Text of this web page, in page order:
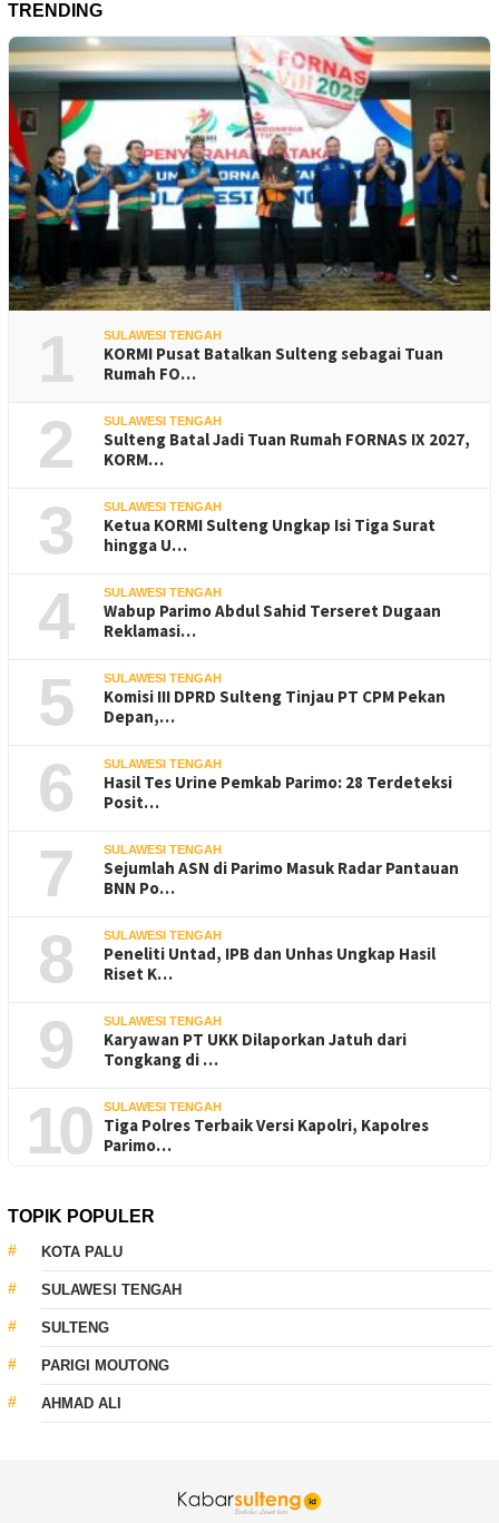
TRENDING
1 SULAWESI TENGAH
KORMI Pusat Batalkan Sulteng sebagai Tuan
Rumah FO…
2 SULAWESI TENGAH
Sulteng Batal Jadi Tuan Rumah FORNAS IX 2027,
KORM…
3 SULAWESI TENGAH
Ketua KORMI Sulteng Ungkap Isi Tiga Surat
hingga U…
4 SULAWESI TENGAH
Wabup Parimo Abdul Sahid Terseret Dugaan
Reklamasi…
5 SULAWESI TENGAH
Komisi III DPRD Sulteng Tinjau PT CPM Pekan
Depan,…
6 SULAWESI TENGAH
Hasil Tes Urine Pemkab Parimo: 28 Terdeteksi
Posit…
7 SULAWESI TENGAH
Sejumlah ASN di Parimo Masuk Radar Pantauan
BNN Po…
8 SULAWESI TENGAH
Peneliti Untad, IPB dan Unhas Ungkap Hasil
Riset K…
9 SULAWESI TENGAH
Karyawan PT UKK Dilaporkan Jatuh dari
Tongkang di …
10 SULAWESI TENGAH
Tiga Polres Terbaik Versi Kapolri, Kapolres
Parimo…
TOPIK POPULER
KOTA PALU
SULAWESI TENGAH
SULTENG
PARIGI MOUTONG
AHMAD ALI